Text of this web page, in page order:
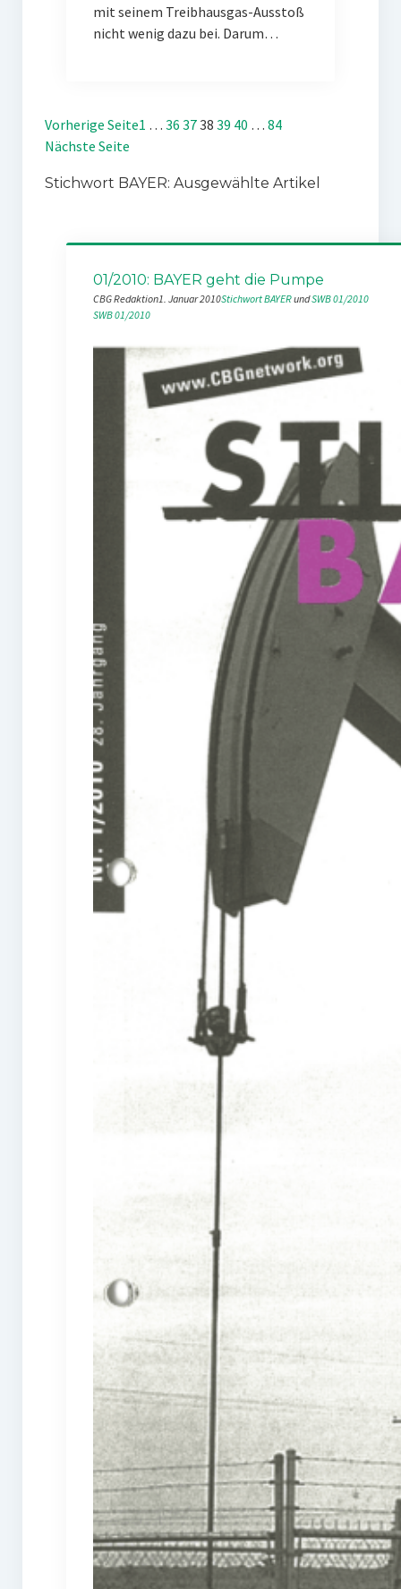
mit seinem Treibhausgas-Ausstoß
nicht wenig dazu bei. Darum…
Vorherige Seite1 … 36 3738 39 40 … 84
Nächste Seite
Stichwort BAYER: Ausgewählte Artikel
01/2010: BAYER geht die Pumpe
CBG Redaktion1. Januar 2010Stichwort BAYER und SWB 01/2010
SWB 01/2010